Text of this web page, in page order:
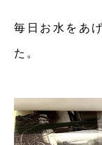
毎日お水をあ
た。